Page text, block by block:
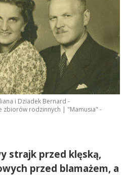
i Dziadek Bernard -
zbiorów rodzinnych | "Mamusia" -
strajk przed klęską,
przed blamażem, a